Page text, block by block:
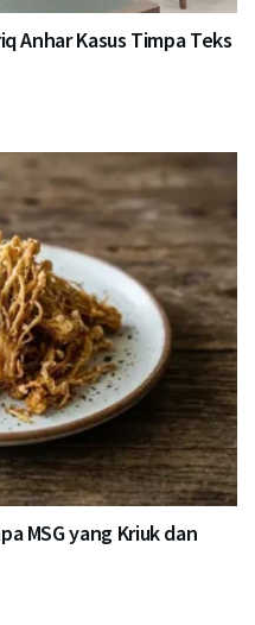
Anhar Kasus Timpa Teks
MSG yang Kriuk dan